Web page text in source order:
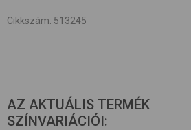
Cikkszám: 513245
AZ AKTUÁLIS TERMÉK
SZÍNVARIÁCIÓI: